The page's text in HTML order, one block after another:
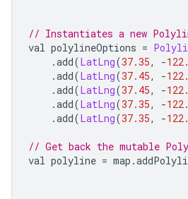
// Instantiates a new
val polylineOptions =
.add(LatLng(37.35, -
.add(LatLng(37.45, -
.add(LatLng(37.45, -
.add(LatLng(37.35, -
.add(LatLng(37.35, -
// Get back the mutable
val polyline = map .